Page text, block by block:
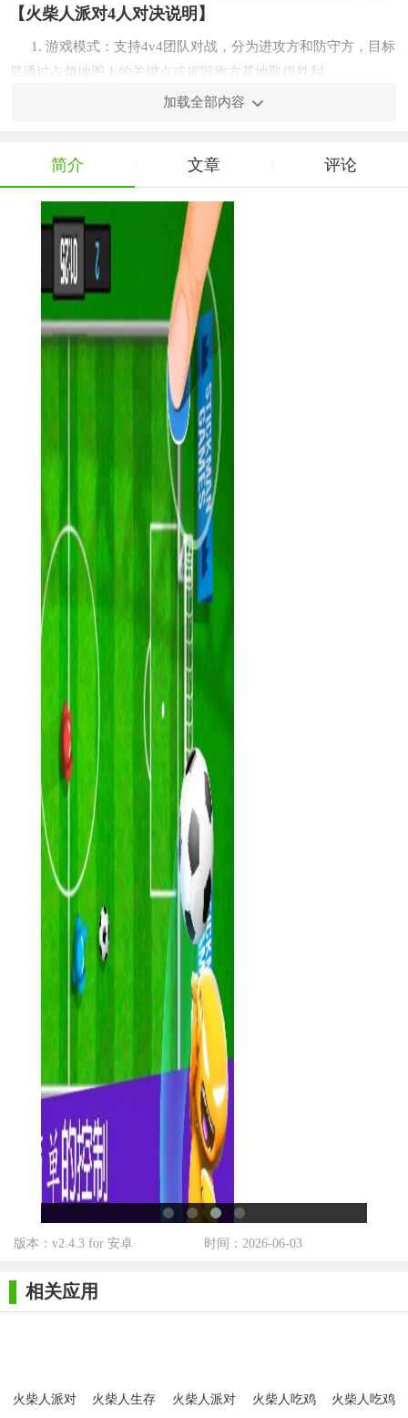
【火柴人派对4人对决说明】
1. 游戏模式：支持4v4团队对战，分为进攻方和防守方，目标
是通过占领地图上的关键点或摧毁敌方基地取得胜利。
2. 角色选择：玩家可以从不同技能特色的火柴人角色中选
3. 地图与环境：游戏提供多样化的地图，包括城市街区、废
弃工厂、丛林密林等，每个地图都有其独特的战略要点和挑战。
4. 团队合作：游戏强调团队合作，玩家需与队友紧密配合，
制定战术计划，共同对抗敌人。
5. 竞技与娱乐：除了常规的团队对战模式，还设有训练场、
夺旗赛等多种模式供玩家选择，增加游戏的多样性和趣味性。
【火柴人派对4人对决特色】
1. 高自由度战斗：玩家在游戏中可以自由切换武器和技能，
2. 丰富多样的角色：每个角色都有其独特的背景故事和技能
组合，为游戏增添了丰富的角色深度。
3. 精美画面与流畅操作：采用先进的图形技术，确保游戏画
面精美且操作流畅，为玩家带来极致的视觉和操作体验。
4. 实时语音交流：支持实时语音聊天功能，方便玩家之间快
速沟通战术和策略。
【火柴人派对4人对决技巧】
1. 熟悉地图：了解每个地图的布局和战略要点，提前规划好
2. 团队协作：与队友保持紧密联系，根据战场情况及时调整
战术，如轮流掩护、轮流进攻等。
3. 灵活切换角色：根据战局需要灵活切换角色和技能，以适
应不同战斗场景的需求。
【火柴人派对4人对决推荐】
火柴人派对4人对决是一款集策略、动作、团队合作于一体的
多人在线游戏，适合喜欢快节奏对战和深度角色扮演的玩家。无
论是与好友组队开黑还是独自挑战陌生人，都能在游戏中找到乐
趣和挑战。快来加入火柴人的世界，体验紧张刺激的4v4对决
加载全部内容
简介 文章 评论
版本：v2.4.3 for 安卓 时间：2026-06-03
相关应用
火柴人派对
火柴人生存
火柴人派对
火柴人吃鸡
火柴人吃鸡